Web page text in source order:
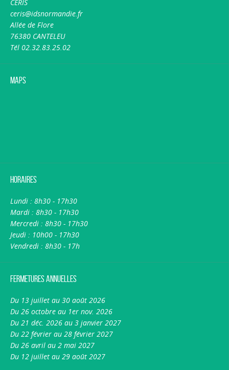
CERIS
ceris@idsnormandie.fr
Allée de Flore
76380 CANTELEU
Tél 02.32.83.25.02
Maps
Horaires
Lundi : 8h30 - 17h30
Mardi : 8h30 - 17h30
Mercredi : 8h30 - 17h30
Jeudi : 10h00 - 17h30
Vendredi : 8h30 - 17h
Fermetures annuelles
Du 13 juillet au 30 août 2026
Du 26 octobre au 1er nov. 2026
Du 21 déc. 2026 au 3 janvier 2027
Du 22 février au 28 février 2027
Du 26 avril au 2 mai 2027
Du 12 juillet au 29 août 2027